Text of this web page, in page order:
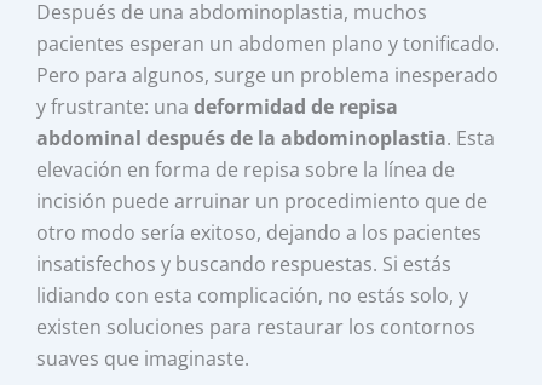
Después de una abdominoplastia, muchos
pacientes esperan un abdomen plano y tonificado.
Pero para algunos, surge un problema inesperado
y frustrante: unadeformidad de repisa
abdominal después de la abdominoplastia. Esta
elevación en forma de repisa sobre la línea de
incisión puede arruinar un procedimiento que de
otro modo sería exitoso, dejando a los pacientes
insatisfechos y buscando respuestas. Si estás
lidiando con esta complicación, no estás solo, y
existen soluciones para restaurar los contornos
suaves que imaginaste.